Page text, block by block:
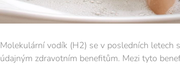
Molekulární vodík (H2) se v posledních
údajným zdravotním benefitům. Mezi tyto